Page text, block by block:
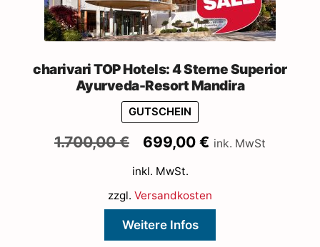
charivari TOP Hotels: 4 Sterne Superior
Ayurveda-Resort Mandira
GUTSCHEIN
1.700,00€
Ursprünglicher
war:
1.700,00 €
699,00 €Aktueller
699,00 €.
ink. MwSt
inkl. MwSt.
zzgl. Versandkosten
Weitere Infos